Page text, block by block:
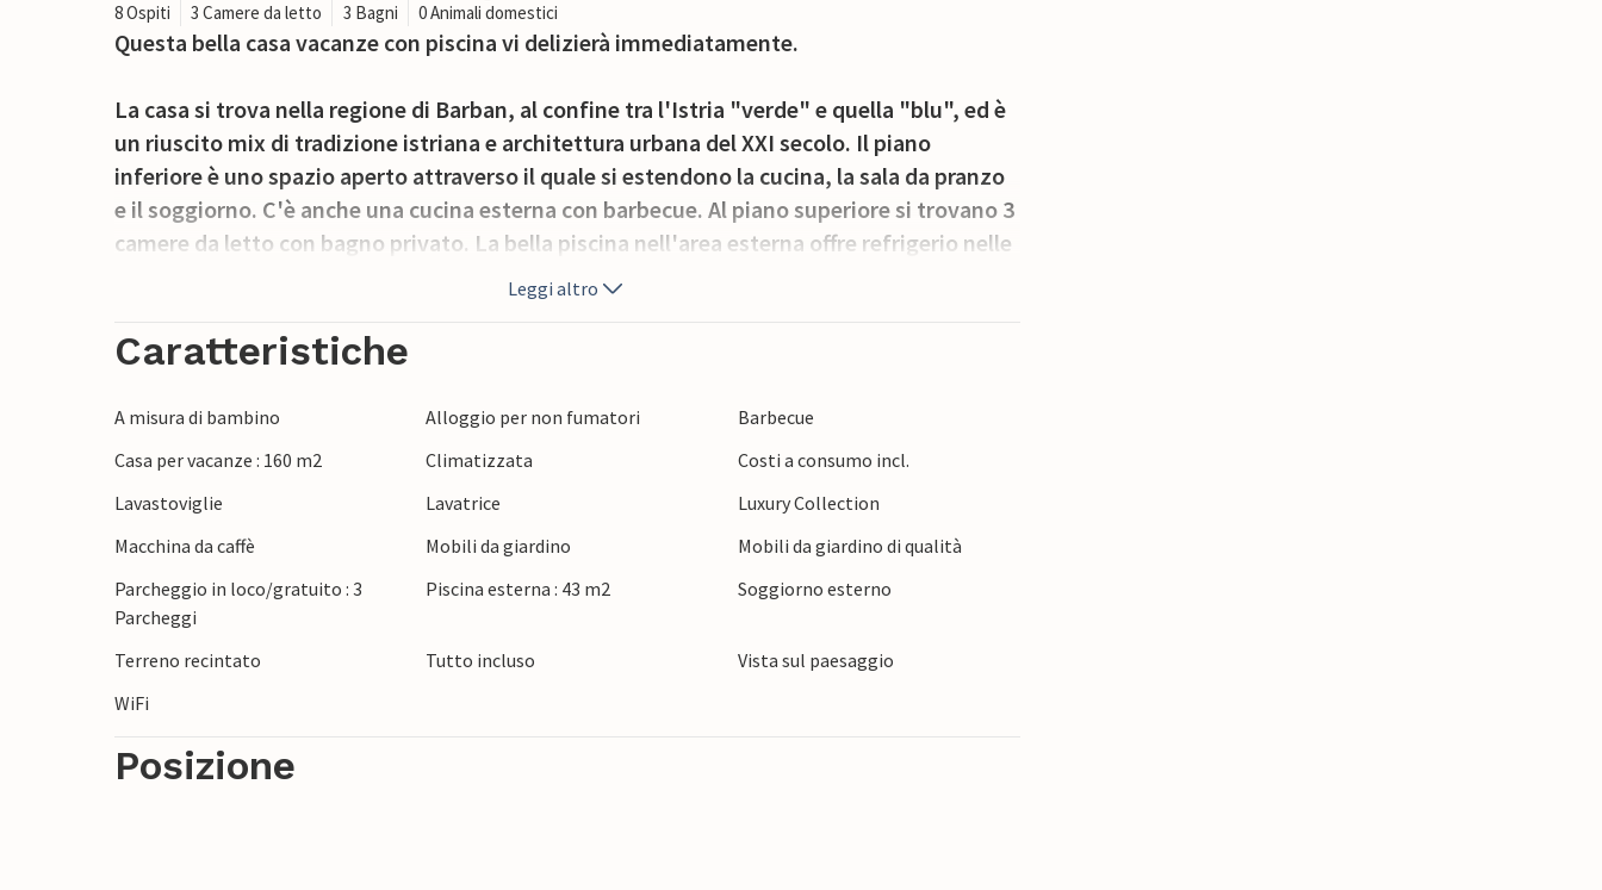
8 Ospiti 3 Camere da letto 3 Bagni 0 Animali domestici
Questa bella casa vacanze con piscina vi delizierà immediatamente.
La casa si trova nella regione di Barban, al confine tra l'Istria "verde" e quella "blu", ed è
un riuscito mix di tradizione istriana e architettura urbana del XXI secolo. Il piano
inferiore è uno spazio aperto attraverso il quale si estendono la cucina, la sala da pranzo
e il soggiorno. C'è anche una cucina esterna con barbecue. Al piano superiore si trovano 3
camere da letto con bagno privato. La bella piscina nell'area esterna offre refrigerio nelle
calde giornate estive. La piscina è dotata di un angolo idromassaggio e un quarto della
vasca è adatto ai bambini con una profondità d'acqua di 39 cm.
belle della penisola istriana. Le spiagge più vicine sono quelle della baia di Blaz, del porto
Gli amanti dell'adrenalina sono ben accolti qui, con il parco adrenalinico di Glavani e
diversi maneggi vicini. Gli amanti della gastronomia possono visitare le numerose
taverne istriane e gustare ottime specialità.
Leggi altro
Caratteristiche
A misura di bambino Alloggio per non fumatori
Barbecue
Casa per vacanze : 160 m2
Climatizzata
Costi a consumo incl.
Lavastoviglie
Lavatrice
Luxury Collection
Macchina da caffè
Mobili da giardino
Mobili da giardino di qualità
Parcheggio in loco/gratuito : 3
Parcheggi
Piscina esterna : 43 m2 Soggiorno esterno
Terreno recintato Tutto incluso
Vista sul paesaggio
WiFi
Posizione